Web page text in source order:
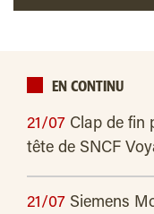
EN CONTINU
21/07 Clap de fin
tête de SNCF
21/07 Siemens